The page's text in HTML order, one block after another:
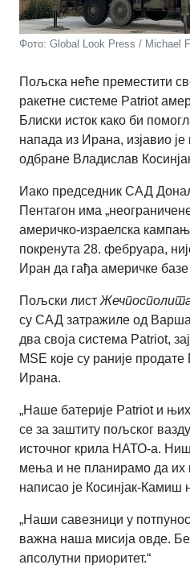
Фото: Global Look Press / Michael
Пољска неће преместити
ракетне системе Patriot
Блиски исток како би
напада из Ирана, изјавио
одбране Владислав
Иако председник САД
Пентагон има
америчко-израелска
покренута 28. фебруара,
Иран да гађа америчке базе
Пољски лист
су САД затражиле од
два своја система Patriot,
MSE које су раније
Ирана.
„Наше батерије Patriot и
се за заштиту пољског
источног крила НАТО-а.
мења и не планирамо да их
написао је Косинјак-Камиш
„Наши савезници у
важна наша мисија овде.
апсолутни приоритет.“